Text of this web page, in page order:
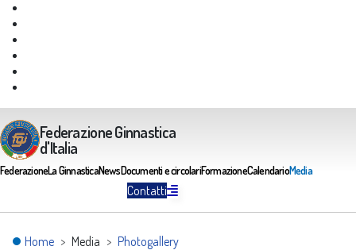
Federazione Ginnastica
d'Italia
FederazioneLa GinnasticaNewsDocumenti e circolariFormazioneCalendarioMedia
Contatti
Home Media
Photogallery